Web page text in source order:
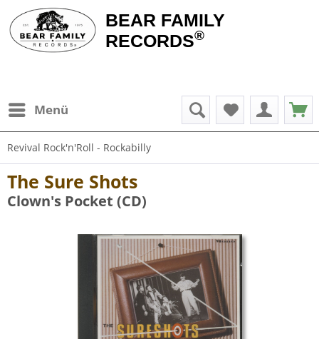
BEAR FAMILY
RECORDS®
Menü
Revival Rock'n'Roll - Rockabilly
The Sure Shots
Clown's Pocket (CD)